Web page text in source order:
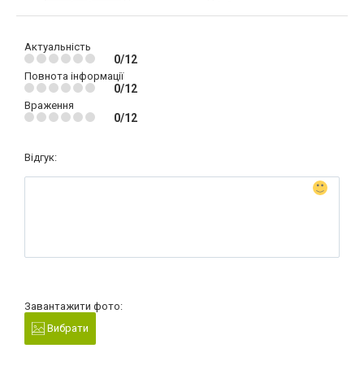
Актуальність
0/12
Повнота інформації
0/12
Враження
0/12
Відгук:
Завантажити фото:
Вибрати